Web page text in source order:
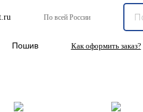
По всей России
Пошив Как оформить заказ?